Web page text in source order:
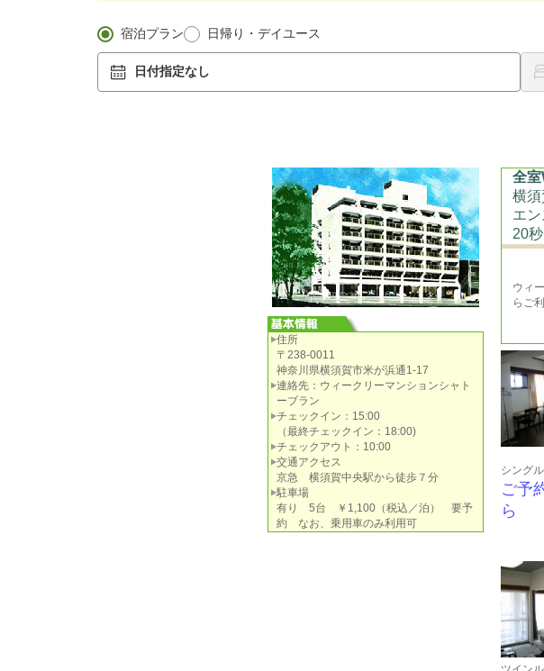
宿泊プラン 日帰り・デイユース
日付指定なし
住所
〒238-0011
神奈川県横須賀市米が浜通1-17
連絡先：ウィークリーマンションシャト
ーブラン
チェックイン：15:00
（最終チェックイン：18:00)
チェックアウト：10:00
交通アクセス
京急 横須賀中央駅から徒歩７分
駐車場
有り 5台 ￥1,100（税込／泊） 要予
約 なお、乗用車のみ利用可
全
横須
エ
20
ウィ
らご
シング
ご予
ら